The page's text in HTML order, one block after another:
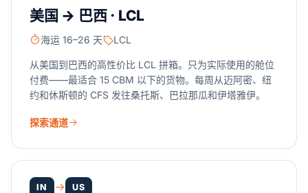
美国 → 巴西 · LCL
海运 16–26 天 LCL
从美国到巴西的高性价比 LCL 拼箱。只为实际使用的舱位
付费——最适合 15 CBM 以下的货物。每周从迈阿密、纽
约和休斯顿的 CFS 发往桑托斯、巴拉那瓜和伊塔雅伊。
探索通道
IN US